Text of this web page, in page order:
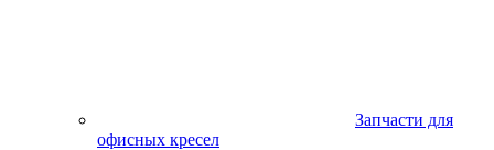
Запчасти для
офисных кресел